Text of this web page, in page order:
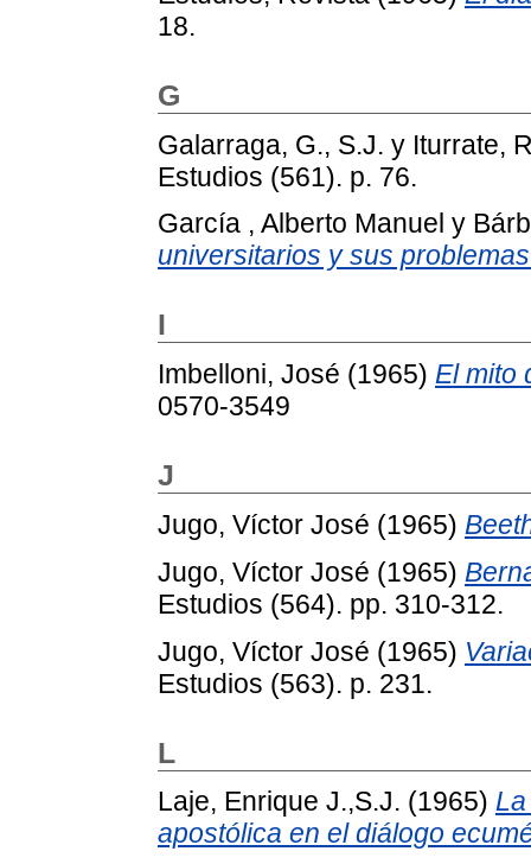
18.
G
Galarraga, G., S.J. y Iturrate,
Estudios (561). p. 76.
García , Alberto Manuel y
universitarios y sus
I
Imbelloni, José (1965) El mito
0570-3549
J
Jugo, Víctor José (1965)
Jugo, Víctor José (1965)
Estudios (564). pp. 310-312.
Jugo, Víctor José (1965)
Estudios (563). p. 231.
L
Laje, Enrique J.,S.J. (1965)
apostólica en el diálogo